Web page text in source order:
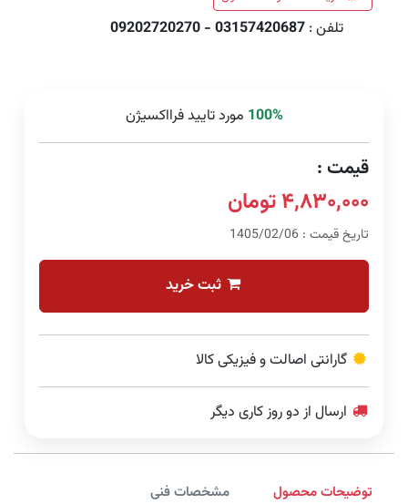
تلفن : 03157420687 - 09202720270
100% مورد تایید فرااکسیژن
قیمت :
۴,۸۳۰,۰۰۰ تومان
تاریخ قیمت : 1405/02/06
ثبت خرید
گارانتی اصالت و فیزیکی کالا
ارسال از دو روز کاری دیگر
توضیحات محصول
مشخصات فنی